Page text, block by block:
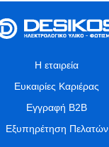
Η εταιρεία
Ευκαιρίες Καριέρας
Εγγραφή B2B
Εξυπηρέτηση Πελατών